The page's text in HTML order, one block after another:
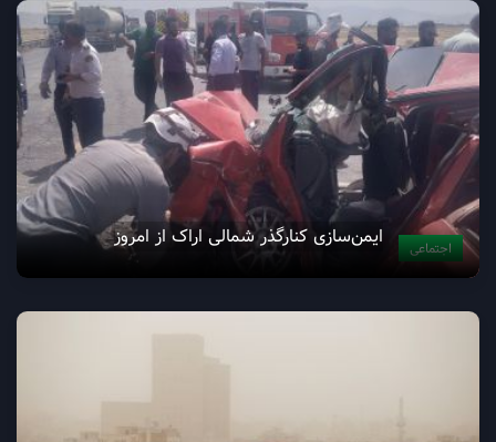
اجتماعی ایمن‌سازی کنارگذر شمالی اراک از امروز